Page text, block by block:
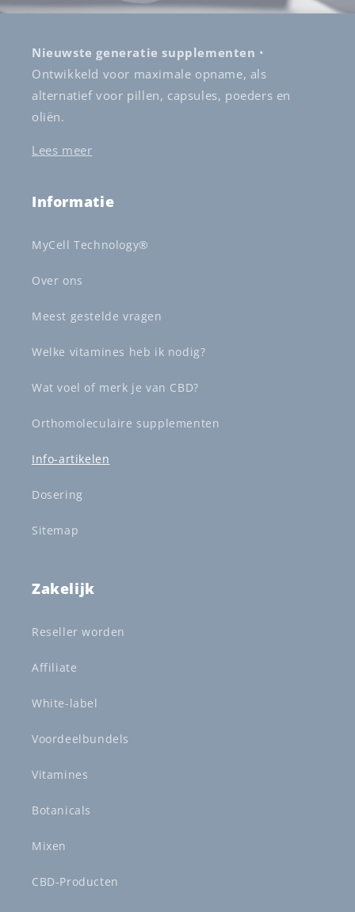
Nieuwste generatie supplementen •
Ontwikkeld voor maximale opname, als
alternatief voor pillen, capsules, poeders en
oliën.
Lees meer
Informatie
MyCell Technology®
Over ons
Meest gestelde vragen
Welke vitamines heb ik nodig?
Wat voel of merk je van CBD?
Orthomoleculaire supplementen
Info-artikelen
Dosering
Sitemap
Zakelijk
Reseller worden
Affiliate
White-label
Voordeelbundels
Vitamines
Botanicals
Mixen
CBD-Producten